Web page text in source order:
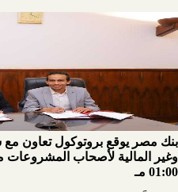
بنك مصر يوقع بروتوكول تعاون مع
وغير المالية لأصحاب المشروعات
01:00 مـ